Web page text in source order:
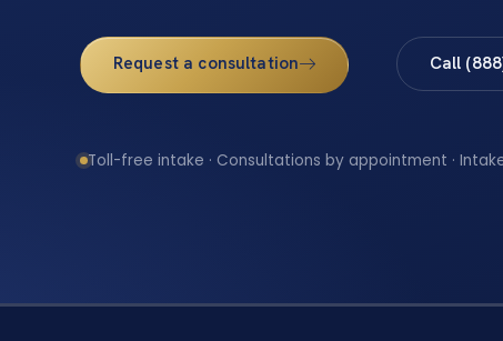
Request a consultation Call
Toll-free intake · Consultations by appointment ·